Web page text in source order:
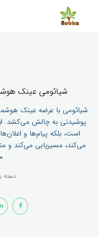
شیائومی عینک
شیائومی با عرضه عینک
پوشیدنی به چالش می‌کشد.
است، بلکه پیام‌ها و
می‌کند، مسیریابی می‌کند
دسته